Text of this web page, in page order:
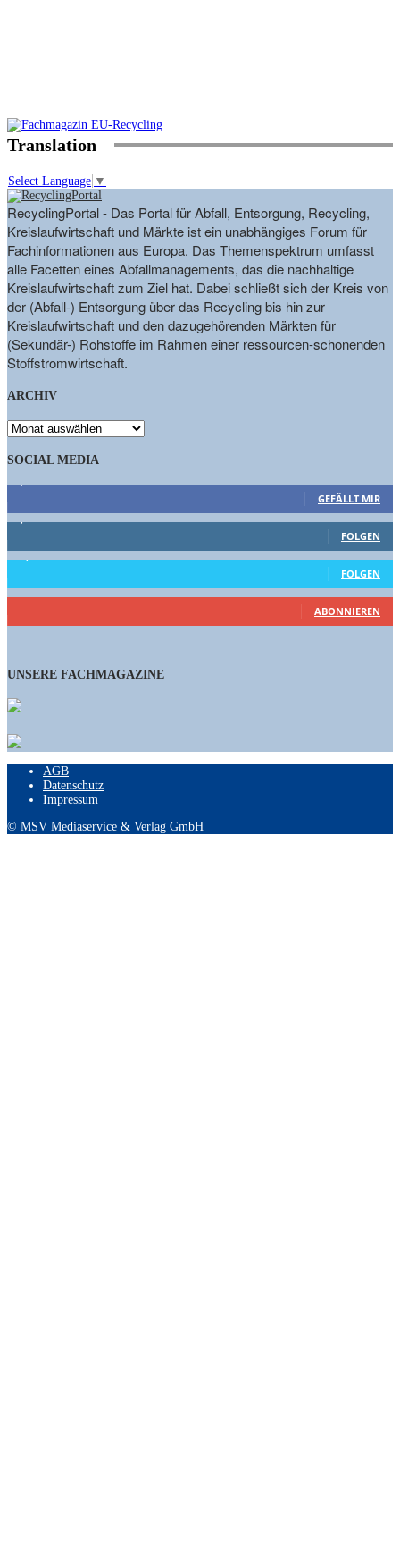
Translation
Select Language ▼
RecyclingPortal - Das Portal für Abfall, Entsorgung, Recycling,
Kreislaufwirtschaft und Märkte ist ein unabhängiges Forum für
Fachinformationen aus Europa. Das Themenspektrum umfasst
alle Facetten eines Abfallmanagements, das die nachhaltige
Kreislaufwirtschaft zum Ziel hat. Dabei schließt sich der Kreis von
der (Abfall-) Entsorgung über das Recycling bis hin zur
Kreislaufwirtschaft und den dazugehörenden Märkten für
(Sekundär-) Rohstoffe im Rahmen einer ressourcen-schonenden
Stoffstromwirtschaft.
ARCHIV
ARCHIV
SOCIAL MEDIA
GEFÄLLT MIR
1,662 Follower
FOLGEN
15,658 Follower
FOLGEN
460 Abonnenten
ABONNIEREN
UNSERE FACHMAGAZINE
AGB
Datenschutz
Impressum
© MSV Mediaservice & Verlag GmbH